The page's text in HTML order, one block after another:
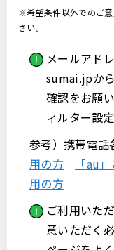
※希望条件以外でのご
さい。
メールアド
sumai.jpか
確認をお願
ィルター設定
参考）携帯電
用の方
「au
用の方
ご利用いた
意いただく